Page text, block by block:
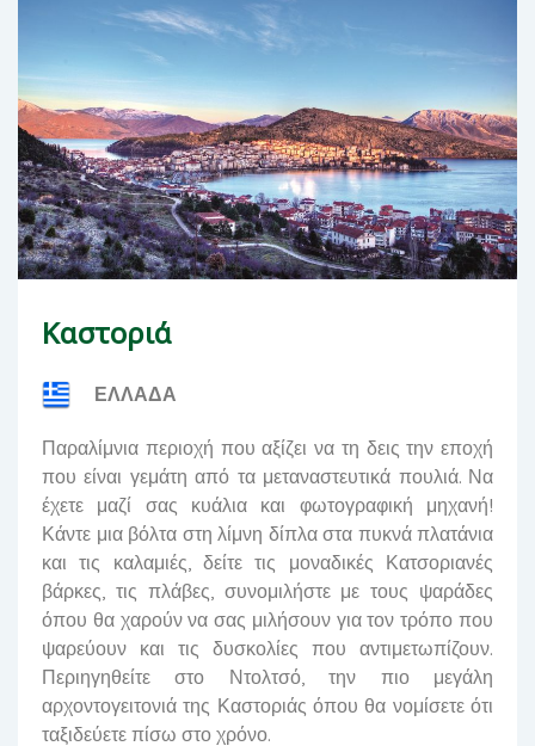
Καστοριά
ΕΛΛΑΔΑ
Παραλίμνια περιοχή που αξίζει να τη δεις την εποχή
που είναι γεμάτη από τα μεταναστευτικά πουλιά. Να
έχετε μαζί σας κυάλια και φωτογραφική μηχανή!
Κάντε μια βόλτα στη λίμνη δίπλα στα πυκνά πλατάνια
και τις καλαμιές, δείτε τις μοναδικές Κατσοριανές
βάρκες, τις πλάβες, συνομιλήστε με τους ψαράδες
όπου θα χαρούν να σας μιλήσουν για τον τρόπο που
ψαρεύουν και τις δυσκολίες που αντιμετωπίζουν.
Περιηγηθείτε στο Ντολτσό, την πιο μεγάλη
αρχοντογειτονιά της Καστοριάς όπου θα νομίσετε ότι
ταξιδεύετε πίσω στο χρόνο.